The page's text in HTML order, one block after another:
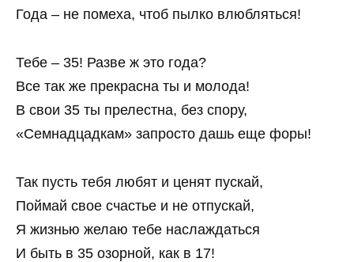
Года – не помеха, чтоб пылко влюбляться!
Тебе – 35! Разве ж это года?
Все так же прекрасна ты и молода!
В свои 35 ты прелестна, без спору,
«Семнадцадкам» запросто дашь еще форы!
Так пусть тебя любят и ценят пускай,
Поймай свое счастье и не отпускай,
Я жизнью желаю тебе наслаждаться
И быть в 35 озорной, как в 17!